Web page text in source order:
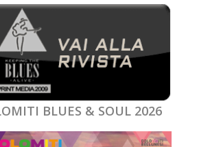
BLUES & SOUL 2026